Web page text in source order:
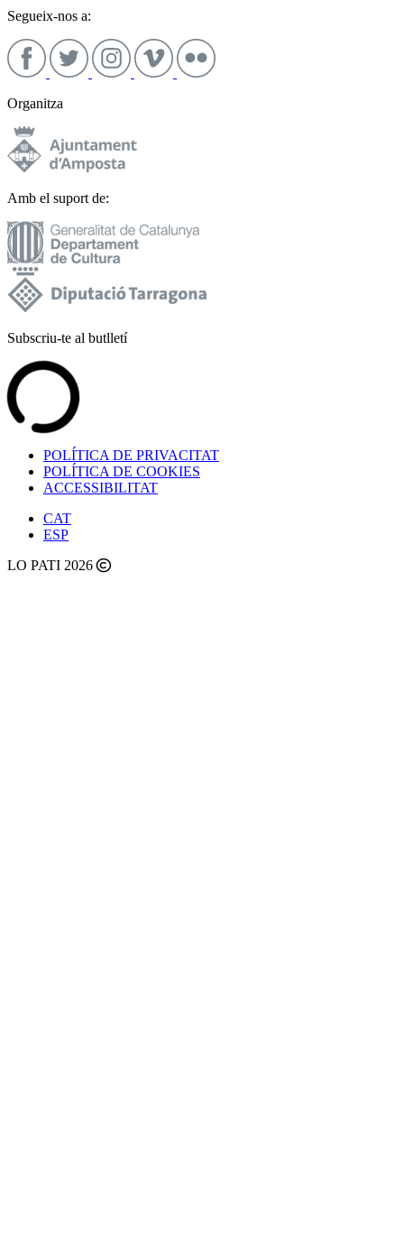
Segueix-nos a:
Organitza
Amb el suport de:
Subscriu-te al butlletí
POLÍTICA DE PRIVACITAT
POLÍTICA DE COOKIES
ACCESSIBILITAT
CAT
ESP
LO PATI 2026